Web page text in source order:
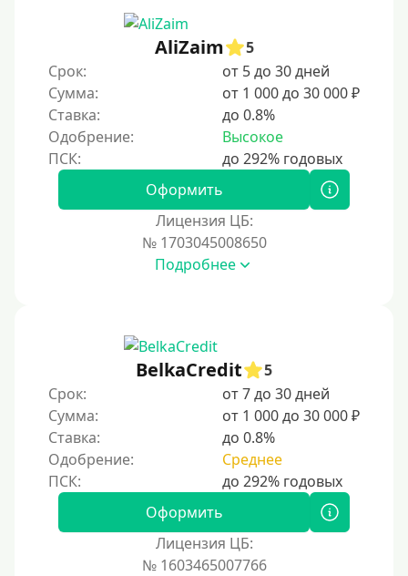
AliZaim
5
Срок:
от 5 до 30 дней
Сумма:
от 1 000 до 30 000 ₽
Ставка:
до 0.8%
Одобрение:
Высокое
Оформить
Лицензия ЦБ:
№ 1703045008650
Подробнее
BelkaCredit
5
Срок:
от 7 до 30 дней
Сумма:
от 1 000 до 30 000 ₽
Ставка:
до 0.8%
Одобрение:
Среднее
Оформить
Лицензия ЦБ:
№ 1603465007766